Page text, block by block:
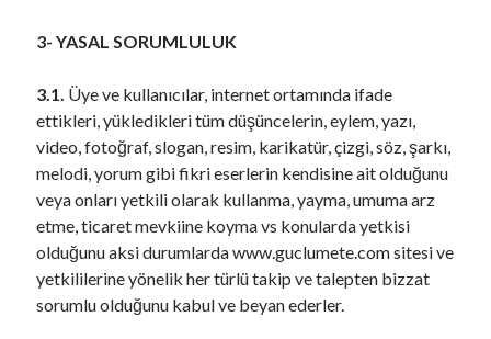
3- YASAL SORUMLULUK
3.1. Üye ve kullanıcılar, internet ortamında ifade
ettikleri, yükledikleri tüm düşüncelerin, eylem, yazı,
video, fotoğraf, slogan, resim, karikatür, çizgi, söz, şarkı,
melodi, yorum gibi fikri eserlerin kendisine ait olduğunu
veya onları yetkili olarak kullanma, yayma, umuma arz
etme, ticaret mevkiine koyma vs konularda yetkisi
olduğunu aksi durumlarda www.guclumete.com sitesi ve
yetkililerine yönelik her türlü takip ve talepten bizzat
sorumlu olduğunu kabul ve beyan ederler.